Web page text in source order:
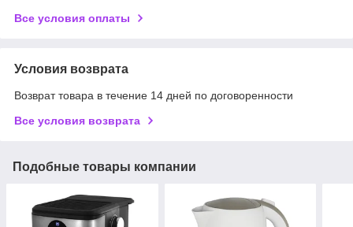
Все условия оплаты
Условия возврата
Возврат товара в течение 14 дней по договоренности
Все условия возврата
Подобные товары компании